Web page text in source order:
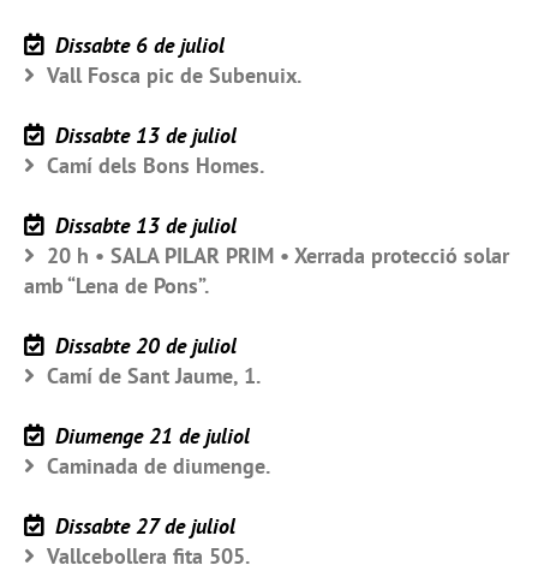
Dissabte 6 de juliol
Vall Fosca pic de Subenuix.
Dissabte 13 de juliol
Camí dels Bons Homes.
Dissabte 13 de juliol
20 h • SALA PILAR PRIM • Xerrada protecció solar
amb “Lena de Pons”.
Dissabte 20 de juliol
Camí de Sant Jaume, 1.
Diumenge 21 de juliol
Caminada de diumenge.
Dissabte 27 de juliol
Vallcebollera fita 505.